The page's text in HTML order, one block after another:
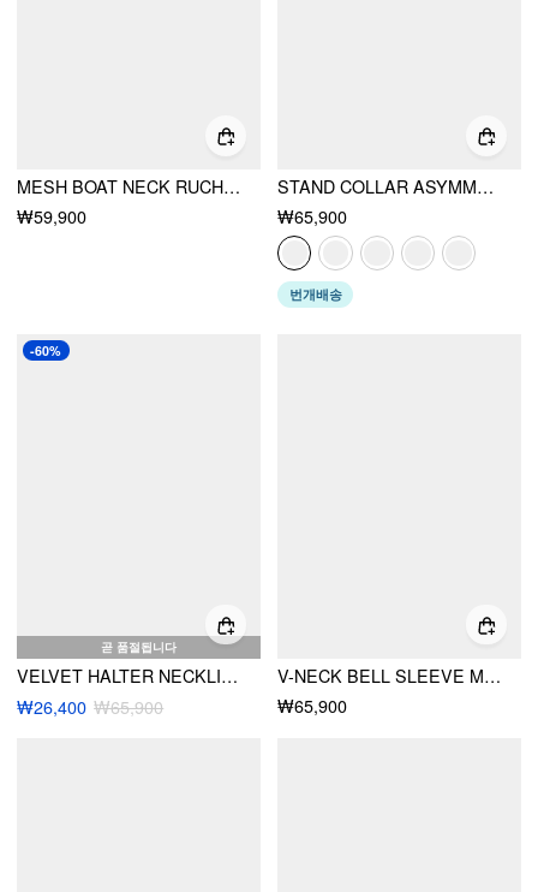
MESH BOAT NECK RUCHED MID RISE STRAIGHT LEG JUMPSUIT
₩59,900
STAND COLLAR ASYMMETRICAL CLOAK SLEEVE MID RISE WIDE LEG JUMPSUIT
₩65,900
번개배송
곧 품절됩니다
-60%
VELVET HALTER NECKLINE RHINESTONE DETAIL WIDE LEG JUMPSUIT
₩26,400 ₩65,900
V-NECK BELL SLEEVE MID RISE WIDE LEG JUMPSUIT WITH BELT
₩65,900